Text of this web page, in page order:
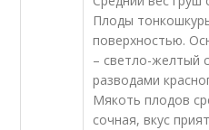
Плоды
поверхностью.
– светло-желтый
разводами
Мякоть плодов
сочная, вкус